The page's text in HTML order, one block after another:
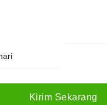
Kirim Sekarang